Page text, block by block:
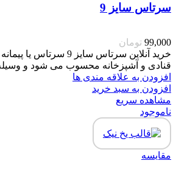
سرتاس سایز 9
99,000 تومان
خرید آنلاین سرتاس سایز 9
قنادی و آشپزخانه محسوب می شود و
افزودن به علاقه مندی ها
افزودن به سبد خرید
مشاهده سریع
ناموجود
مقایسه